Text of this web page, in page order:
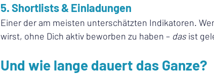
5. Shortlists & Einladungen
Einer der am meisten unterschätzten Indikatoren.
wirst, ohne Dich aktiv beworben zu haben – das ist
Und wie lange dauert das Ganze?